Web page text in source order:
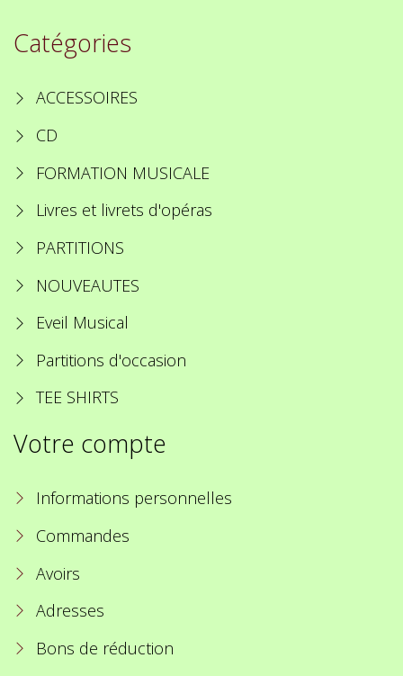
Catégories
ACCESSOIRES
CD
FORMATION MUSICALE
Livres et livrets d'opéras
PARTITIONS
NOUVEAUTES
Eveil Musical
Partitions d'occasion
TEE SHIRTS
Votre compte
Informations personnelles
Commandes
Avoirs
Adresses
Bons de réduction